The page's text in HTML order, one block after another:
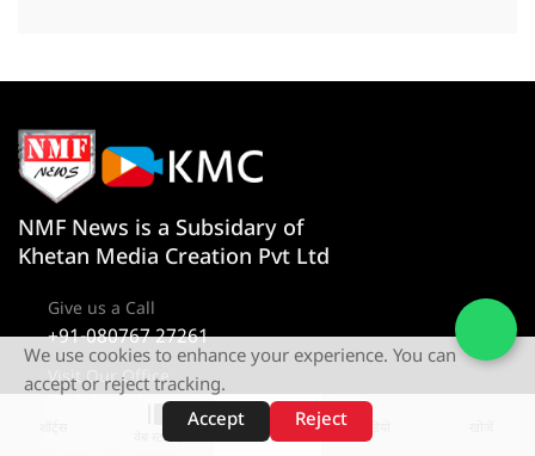
वेब स्टोरीज़
NMF News is a Subsidary of
Khetan Media Creation Pvt Ltd
Give us a Call
+91-080767 27261
Visit Our Office
D-4 1st Floor, Sector 10, Noida,
Uttar Pradesh 201301
We use cookies to enhance your experience. You can
accept or reject tracking.
Accept
Reject